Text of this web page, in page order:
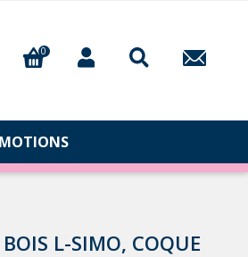
0
L-SIMO, COQUE